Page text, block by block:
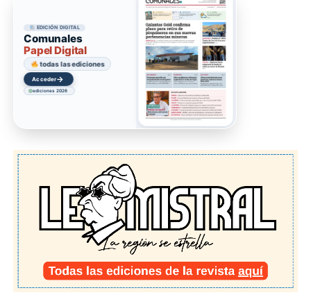
EDICIÓN DIGITAL
Comunales
Papel Digital
todas las ediciones
Acceder→
ediciones 2026